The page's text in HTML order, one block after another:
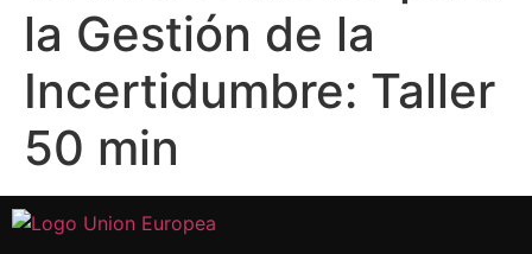
la Gestión de la
Incertidumbre: Taller
50 min